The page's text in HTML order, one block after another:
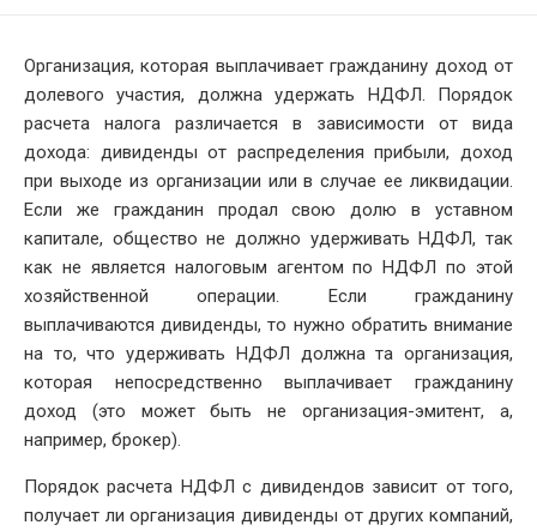
Организация, которая выплачивает гражданину доход от
долевого участия, должна удержать НДФЛ. Порядок
расчета налога различается в зависимости от вида
дохода: дивиденды от распределения прибыли, доход
при выходе из организации или в случае ее ликвидации.
Если же гражданин продал свою долю в уставном
капитале, общество не должно удерживать НДФЛ, так
как не является налоговым агентом по НДФЛ по этой
хозяйственной операции. Если гражданину
выплачиваются дивиденды, то нужно обратить внимание
на то, что удерживать НДФЛ должна та организация,
которая непосредственно выплачивает гражданину
доход (это может быть не организация-эмитент, а,
например, брокер).
Порядок расчета НДФЛ с дивидендов зависит от того,
получает ли организация дивиденды от других компаний,